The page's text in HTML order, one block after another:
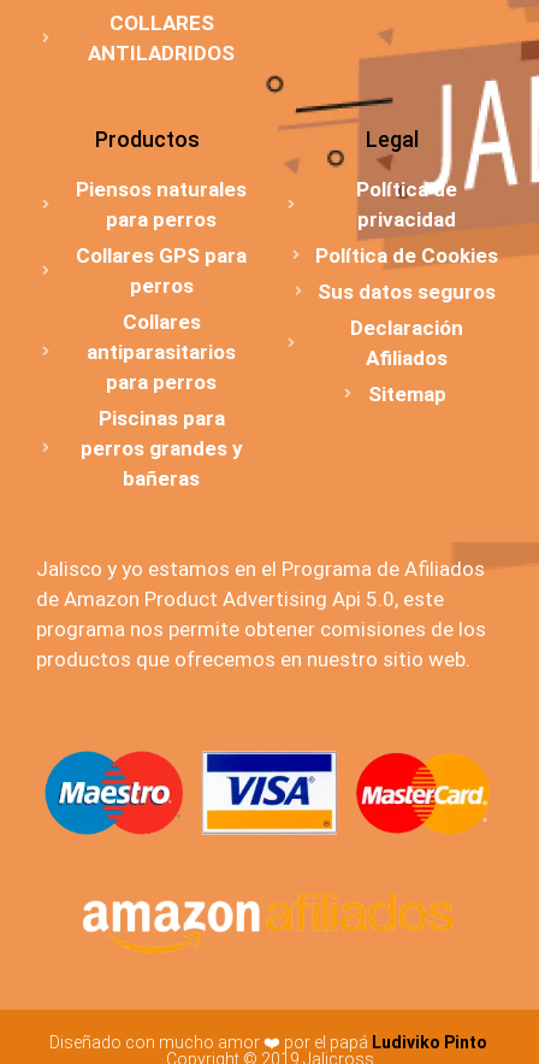
COLLARES
ANTILADRIDOS
Productos
Piensos naturales
para perros
Collares GPS para
perros
Collares
antiparasitarios
para perros
Piscinas para
perros grandes y
bañeras
Legal
Política de
privacidad
Política de Cookies
Sus datos seguros
Declaración
Afiliados
Sitemap
Jalisco y yo estamos en el Programa de Afiliados
de Amazon Product Advertising Api 5.0, este
programa nos permite obtener comisiones de los
productos que ofrecemos en nuestro sitio web.
Diseñado con mucho amor ❤️ por el papá Ludiviko Pinto
Copyright © 2019 Jalicross